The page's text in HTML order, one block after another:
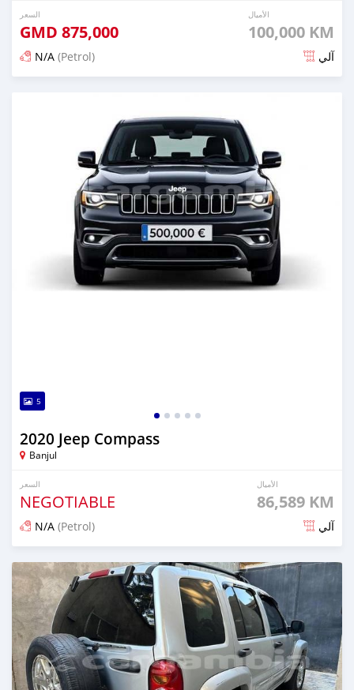
السعر
GMD 875,000
الأميال
100,000 KM
N/A (Petrol) آلي
5
2020 Jeep Compass
Banjul
السعر
NEGOTIABLE
الأميال
86,589 KM
N/A (Petrol) آلي
تم النشر منذ حوالي 4 ساعات مضت